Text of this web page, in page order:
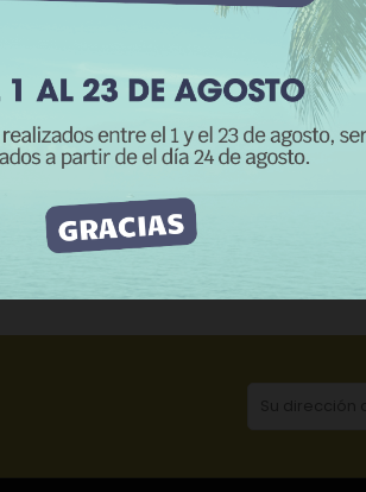
CATEGORÍAS:
Artículos
Cierres para
Detalles del producto
seguridad rojo para evitar aperturas
ACEPTO